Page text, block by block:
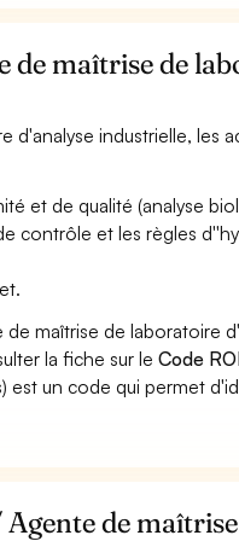
de maîtrise de
industrielle, les
et de qualité (analyse
contrôle et les règles
maîtrise de laboratoire
la fiche sur leCode
est un code qui permet
de